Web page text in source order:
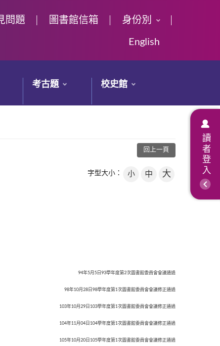
問題 圖書館信箱 身份別
English
考古題 校史館
讀者登入
回上一頁
字型大小： 小 中 大
94年5月5日93學年度第2次圖書館委員會會議通過
98年10月28日98學年度第1次圖書館委員會會議修正通過
103年10月29日103學年度第1次圖書館委員會會議修正通過
104年11月04日104學年度第1次圖書館委員會會議修正通過
105年10月20日105學年度第1次圖書館委員會會議修正通過